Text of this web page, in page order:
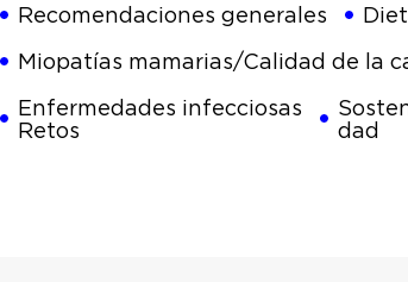
Recomendaciones generales
Miopatías mamarias/Calidad de la
Enfermedades infecciosas
Retos
dad